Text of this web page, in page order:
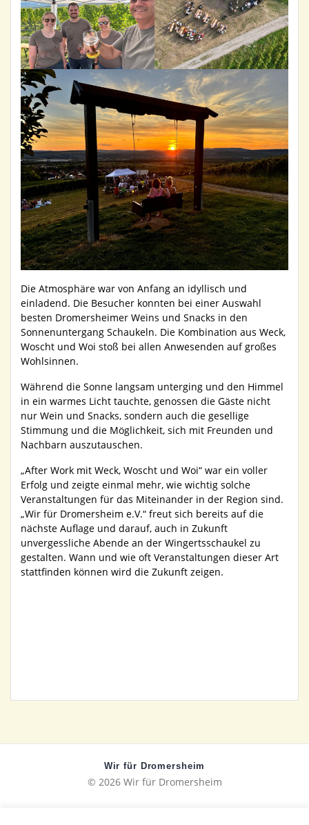
Die Atmosphäre war von Anfang an idyllisch und
einladend. Die Besucher konnten bei einer Auswahl
besten Dromersheimer Weins und Snacks in den
Sonnenuntergang Schaukeln. Die Kombination aus Weck,
Woscht und Woi stoß bei allen Anwesenden auf großes
Wohlsinnen.
Während die Sonne langsam unterging und den Himmel
in ein warmes Licht tauchte, genossen die Gäste nicht
nur Wein und Snacks, sondern auch die gesellige
Stimmung und die Möglichkeit, sich mit Freunden und
Nachbarn auszutauschen.
„After Work mit Weck, Woscht und Woi“ war ein voller
Erfolg und zeigte einmal mehr, wie wichtig solche
Veranstaltungen für das Miteinander in der Region sind.
„Wir für Dromersheim e.V.“ freut sich bereits auf die
nächste Auflage und darauf, auch in Zukunft
unvergessliche Abende an der Wingertsschaukel zu
gestalten. Wann und wie oft Veranstaltungen dieser Art
stattfinden können wird die Zukunft zeigen.
Wir für Dromersheim
© 2026 Wir für Dromersheim